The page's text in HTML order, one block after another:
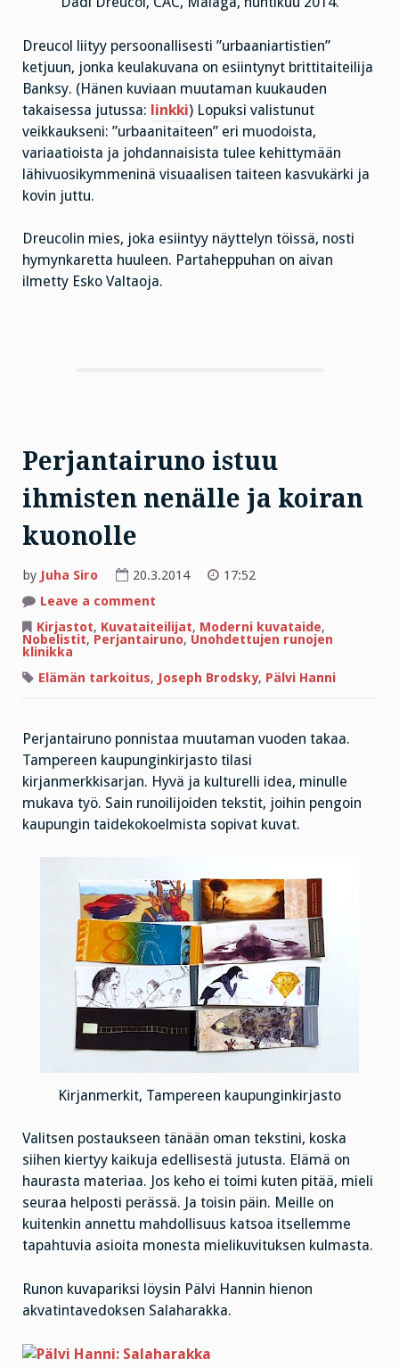
Dreucol liityy persoonallisesti ”urbaaniartistien”
ketjuun, jonka keulakuvana on esiintynyt brittitaiteilija
Banksy. (Hänen kuviaan muutaman kuukauden
takaisessa jutussa: linkki) Lopuksi valistunut
veikkaukseni: ”urbaanitaiteen” eri muodoista,
variaatioista ja johdannaisista tulee kehittymään
lähivuosikymmeninä visuaalisen taiteen kasvukärki ja
kovin juttu.
Dreucolin mies, joka esiintyy näyttelyn töissä, nosti
hymynkaretta huuleen. Partaheppuhan on aivan
ilmetty Esko Valtaoja.
Perjantairuno istuu
ihmisten nenälle ja koiran
kuonolle
by Juha Siro 20.3.2014
17:52
Leave a comment
istuu
ihmisten
nenälle
koiran
kuonolle
Kirjastot, Kuvataiteilijat, Moderni kuvataide,
Nobelistit, Perjantairuno, Unohdettujen runojen
klinikka
Elämän tarkoitus, Joseph Brodsky, Pälvi Hanni
Perjantairuno ponnistaa muutaman vuoden takaa.
Tampereen kaupunginkirjasto tilasi
kirjanmerkkisarjan. Hyvä ja kulturelli idea, minulle
mukava työ. Sain runoilijoiden tekstit, joihin pengoin
kaupungin taidekokoelmista sopivat kuvat.
Kirjanmerkit, Tampereen kaupunginkirjasto
Valitsen postaukseen tänään oman tekstini, koska
siihen kiertyy kaikuja edellisestä jutusta. Elämä on
haurasta materiaa. Jos keho ei toimi kuten pitää, mieli
seuraa helposti perässä. Ja toisin päin. Meille on
kuitenkin annettu mahdollisuus katsoa itsellemme
tapahtuvia asioita monesta mielikuvituksen kulmasta.
Runon kuvapariksi löysin Pälvi Hannin hienon
akvatintavedoksen Salaharakka.